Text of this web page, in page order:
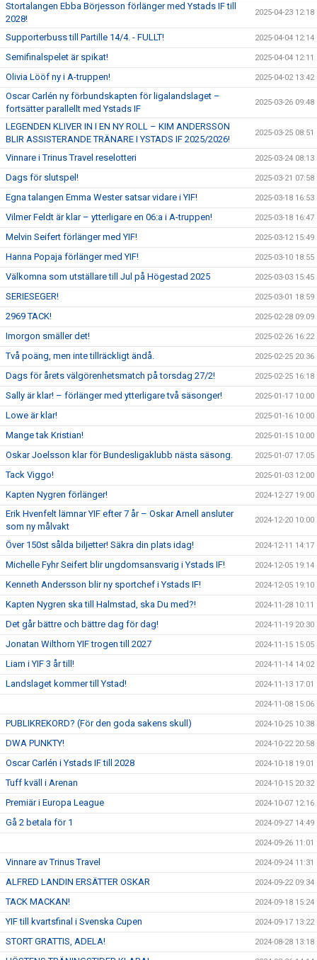
Stortalangen Ebba Börjesson förlänger med Ystads IF till
2028!
2025-04-23 12:18
Supporterbuss till Partille 14/4. - FULLT! 2025-04-04 12:14
Semifinalspelet är spikat! 2025-04-04 12:11
Olivia Lööf ny i A-truppen! 2025-04-02 13:42
Oscar Carlén ny förbundskapten för ligalandslaget –
fortsätter parallellt med Ystads IF
2025-03-26 09:48
LEGENDEN KLIVER IN I EN NY ROLL – KIM ANDERSSON
BLIR ASSISTERANDE TRÄNARE I YSTADS IF 2025/2026!
2025-03-25 08:51
Vinnare i Trinus Travel reselotteri 2025-03-24 08:13
Dags för slutspel! 2025-03-21 07:58
Egna talangen Emma Wester satsar vidare i YIF! 2025-03-18 16:53
Vilmer Feldt är klar – ytterligare en 06:a i A-truppen! 2025-03-18 16:47
Melvin Seifert förlänger med YIF! 2025-03-12 15:49
Hanna Popaja förlänger med YIF! 2025-03-10 18:55
Välkomna som utställare till Jul på Högestad 2025 2025-03-03 15:45
SERIESEGER! 2025-03-01 18:59
2969 TACK! 2025-02-28 09:09
Imorgon smäller det! 2025-02-26 16:22
Två poäng, men inte tillräckligt ändå. 2025-02-25 20:36
Dags för årets välgörenhetsmatch på torsdag 27/2! 2025-02-25 16:18
Sally är klar! – förlänger med ytterligare två säsonger! 2025-01-17 10:00
Lowe är klar! 2025-01-16 10:00
Mange tak Kristian! 2025-01-15 10:00
Oskar Joelsson klar för Bundesligaklubb nästa säsong. 2025-01-07 17:05
Tack Viggo! 2025-01-03 12:00
Kapten Nygren förlänger! 2024-12-27 19:00
Erik Hvenfelt lämnar YIF efter 7 år – Oskar Arnell ansluter
som ny målvakt
2024-12-20 10:00
Över 150st sålda biljetter! Säkra din plats idag! 2024-12-11 14:17
Michelle Fyhr Seifert blir ungdomsansvarig i Ystads IF! 2024-12-05 19:14
Kenneth Andersson blir ny sportchef i Ystads IF! 2024-12-05 19:10
Kapten Nygren ska till Halmstad, ska Du med?! 2024-11-28 10:11
Det går bättre och bättre dag för dag! 2024-11-19 20:30
Jonatan Wilthorn YIF trogen till 2027 2024-11-15 15:05
Liam i YIF 3 år till! 2024-11-14 14:02
Landslaget kommer till Ystad! 2024-11-13 17:01
2024-11-08 15:06
PUBLIKREKORD? (För den goda sakens skull) 2024-10-25 10:38
DWA PUNKTY! 2024-10-22 20:58
Oscar Carlén i Ystads IF till 2028 2024-10-18 19:01
Tuff kväll i Arenan 2024-10-15 20:32
Premiär i Europa League 2024-10-07 12:16
Gå 2 betala för 1 2024-09-27 14:49
2024-09-26 11:01
Vinnare av Trinus Travel 2024-09-24 11:31
ALFRED LANDIN ERSÄTTER OSKAR 2024-09-22 09:34
TACK MACKAN! 2024-09-18 15:24
YIF till kvartsfinal i Svenska Cupen 2024-09-17 13:22
STORT GRATTIS, ADELA! 2024-08-28 13:18